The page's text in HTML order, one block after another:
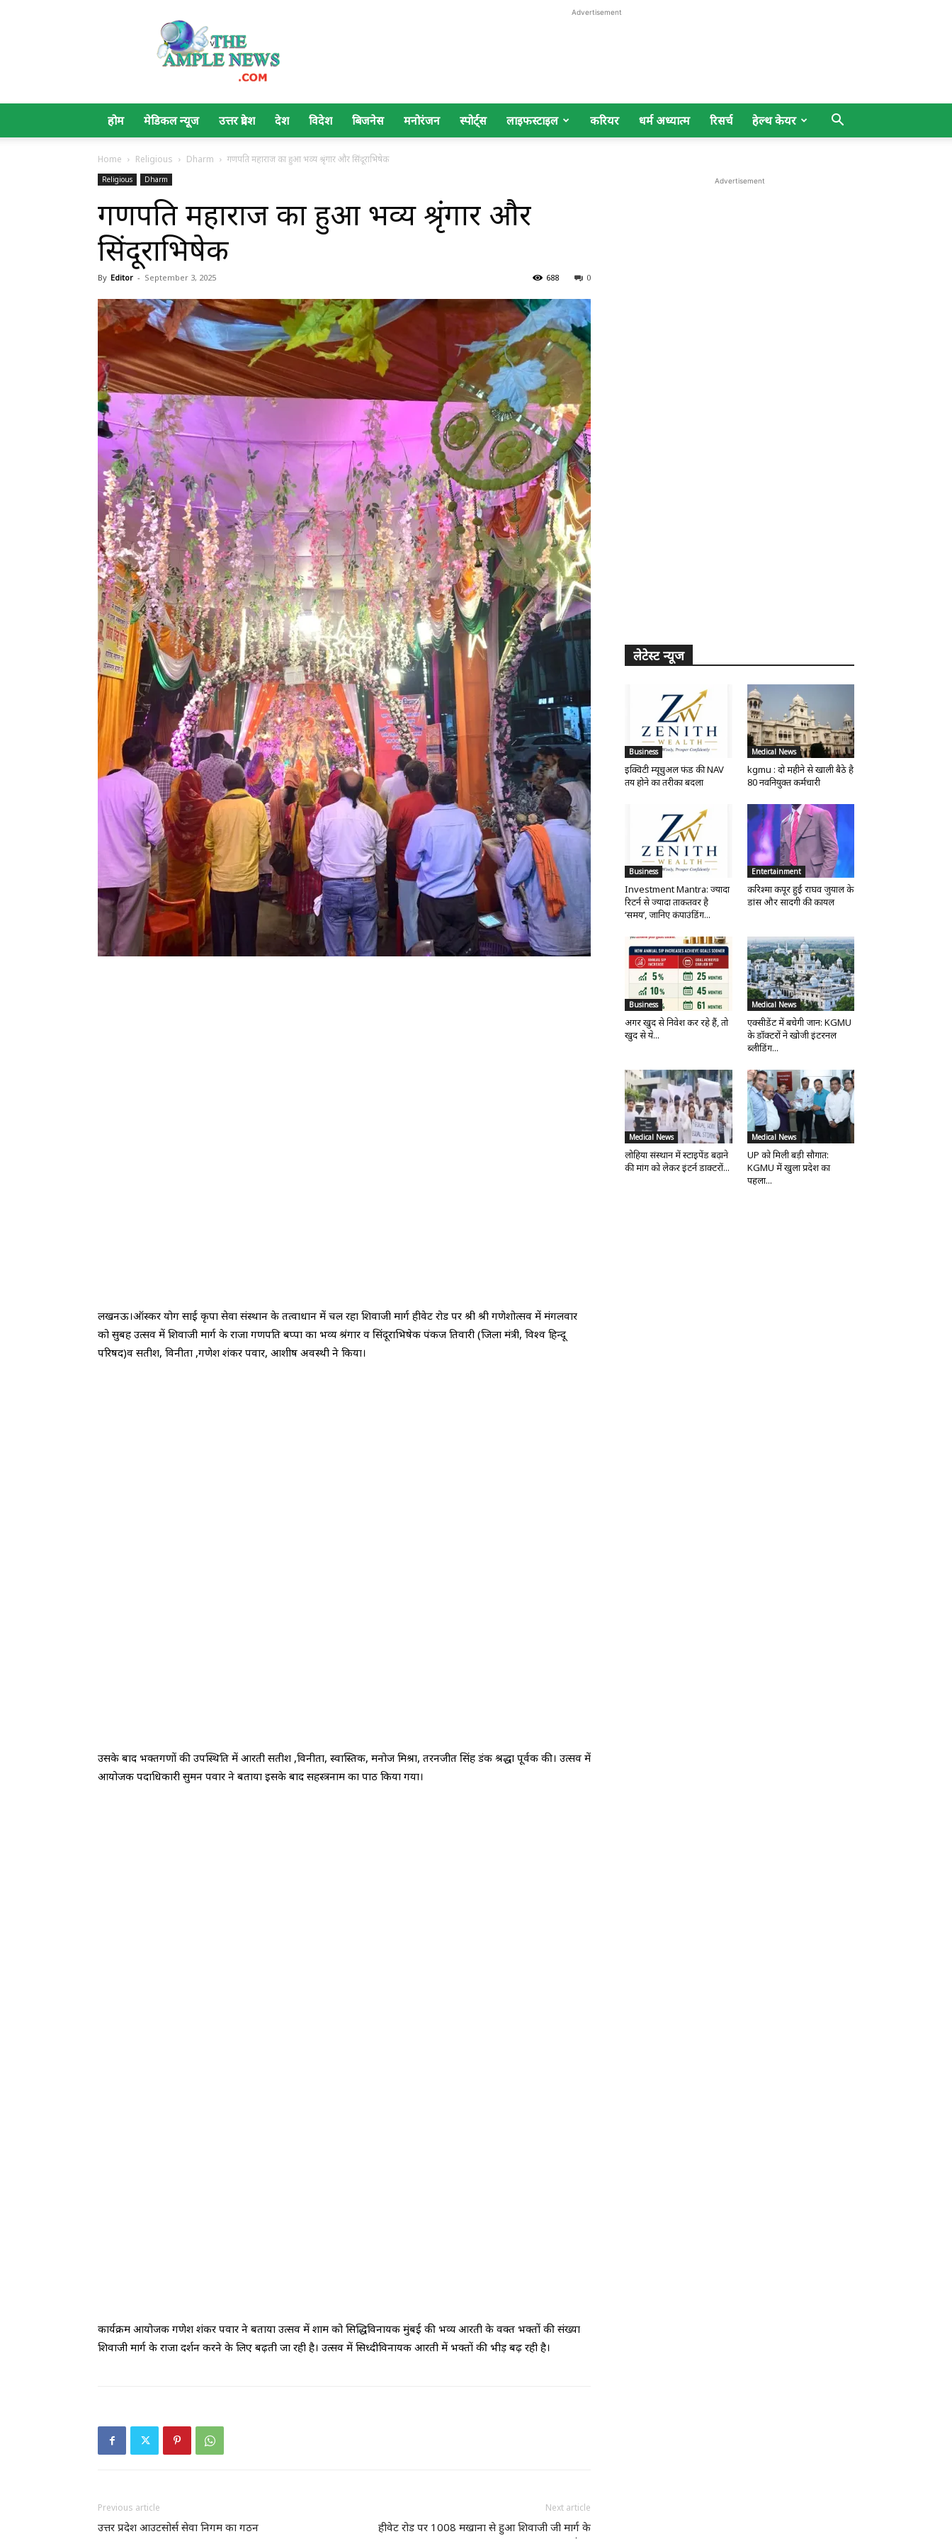
Ample
News
Advertisement
होम मेडिकल न्यूज उत्तर प्रदेश देश विदेश बिजनेस मनोरंजन स्पोर्ट्स लाइफस्टाइल करियर धर्म अध्यात्म रिसर्च हेल्थ केयर
Home Religious Dharm गणपति महाराज का हुआ भव्य श्रृंगार और सिंदूराभिषेक
Religious Dharm
गणपति महाराज का हुआ भव्य श्रृंगार और
सिंदूराभिषेक
By Editor - September 3, 2025 0
688
लखनऊ।ऑस्कर योग साई कृपा सेवा संस्थान के तत्वाधान में चल रहा शिवाजी मार्ग हीवेट रोड पर श्री श्री गणेशोत्सव में मंगलवार
को सुबह उत्सव में शिवाजी मार्ग के राजा गणपति बप्पा का भव्य श्रंगार व सिंदूराभिषेक पंकज तिवारी (जिला मंत्री, विश्व हिन्दू
परिषद)व सतीश, विनीता ,गणेश शंकर पवार, आशीष अवस्थी ने किया।
उसके बाद भक्तगणों की उपस्थिति में आरती सतीश ,विनीता, स्वास्तिक, मनोज मिश्रा, तरनजीत सिंह डंक श्रद्धा पूर्वक की। उत्सव में
आयोजक पदाधिकारी सुमन पवार ने बताया इसके बाद सहस्त्रनाम का पाठ किया गया।
कार्यक्रम आयोजक गणेश शंकर पवार ने बताया उत्सव में शाम को सिद्धिविनायक मुंबई की भव्य आरती के वक्त भक्तों की संख्या
शिवाजी मार्ग के राजा दर्शन करने के लिए बढ़ती जा रही है। उत्सव में सिध्दीविनायक आरती में भक्तों की भीड़ बढ़ रही है।
Previous article
उत्तर प्रदेश आउटसोर्स सेवा निगम का गठन
Next article
हीवेट रोड पर 1008 मखाना से हुआ शिवाजी जी मार्ग के
Advertisement
लेटेस्ट न्यूज
Business
इक्विटी म्यूचुअल फंड की NAV
तय होने का तरीका बदला
Medical News
kgmu : दो महीने से खाली बैठे है
80 नवनियुक्त कर्मचारी
Business
Investment Mantra: ज्यादा
रिटर्न से ज्यादा ताकतवर है
‘समय’, जानिए कंपाउंडिंग...
Entertainment
करिश्मा कपूर हुईं राघव जुयाल के
डांस और सादगी की कायल
Business
अगर खुद से निवेश कर रहे हैं, तो
खुद से ये...
Medical News
एक्सीडेंट में बचेगी जान: KGMU
के डॉक्टरों ने खोजी इंटरनल
ब्लीडिंग...
Medical News
लोहिया संस्थान में स्टाइपेंड बढ़ाने
की मांग को लेकर इंटर्न डाक्टरों...
Medical News
UP को मिली बड़ी सौगात:
KGMU में खुला प्रदेश का
पहला...